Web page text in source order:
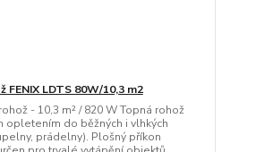
FENIX LDTS 80W/10,3 m2
- 10,3 m² / 820 W Topná rohož
opletením do běžných i vlhkých
prádelny). Plošný příkon